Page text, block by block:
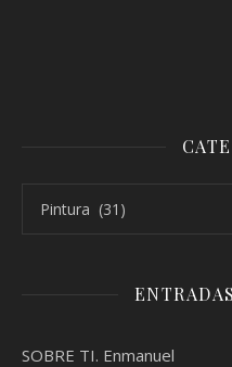
SOBRE TI. Enmanuel